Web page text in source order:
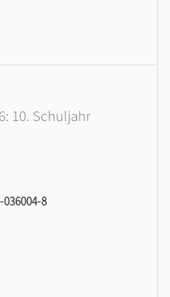
10. Schuljahr
8